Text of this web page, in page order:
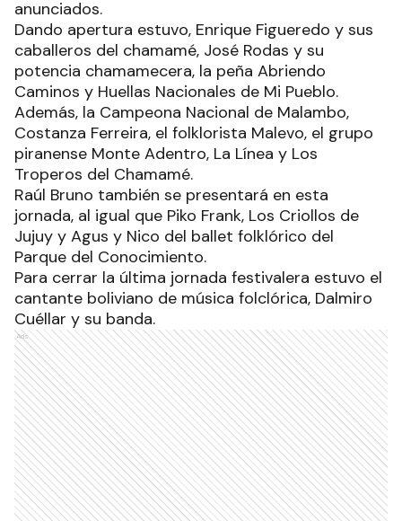
anunciados.
Dando apertura estuvo, Enrique Figueredo y sus
caballeros del chamamé, José Rodas y su
potencia chamamecera, la peña Abriendo
Caminos y Huellas Nacionales de Mi Pueblo.
Además, la Campeona Nacional de Malambo,
Costanza Ferreira, el folklorista Malevo, el grupo
piranense Monte Adentro, La Línea y Los
Troperos del Chamamé.
Raúl Bruno también se presentará en esta
jornada, al igual que Piko Frank, Los Criollos de
Jujuy y Agus y Nico del ballet folklórico del
Parque del Conocimiento.
Para cerrar la última jornada festivalera estuvo el
cantante boliviano de música folclórica, Dalmiro
Cuéllar y su banda.
Ads